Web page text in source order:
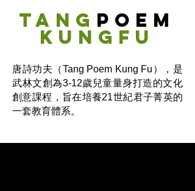
Tang Poem
KungFu
唐詩功夫（Tang Poem Kung Fu），是
武林文創為3-12歲兒童量身打造的文化
創意課程，旨在培養21世紀君子菁英的
一套教育體系。